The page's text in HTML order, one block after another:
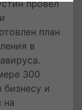
провел
план
в
300
и
на